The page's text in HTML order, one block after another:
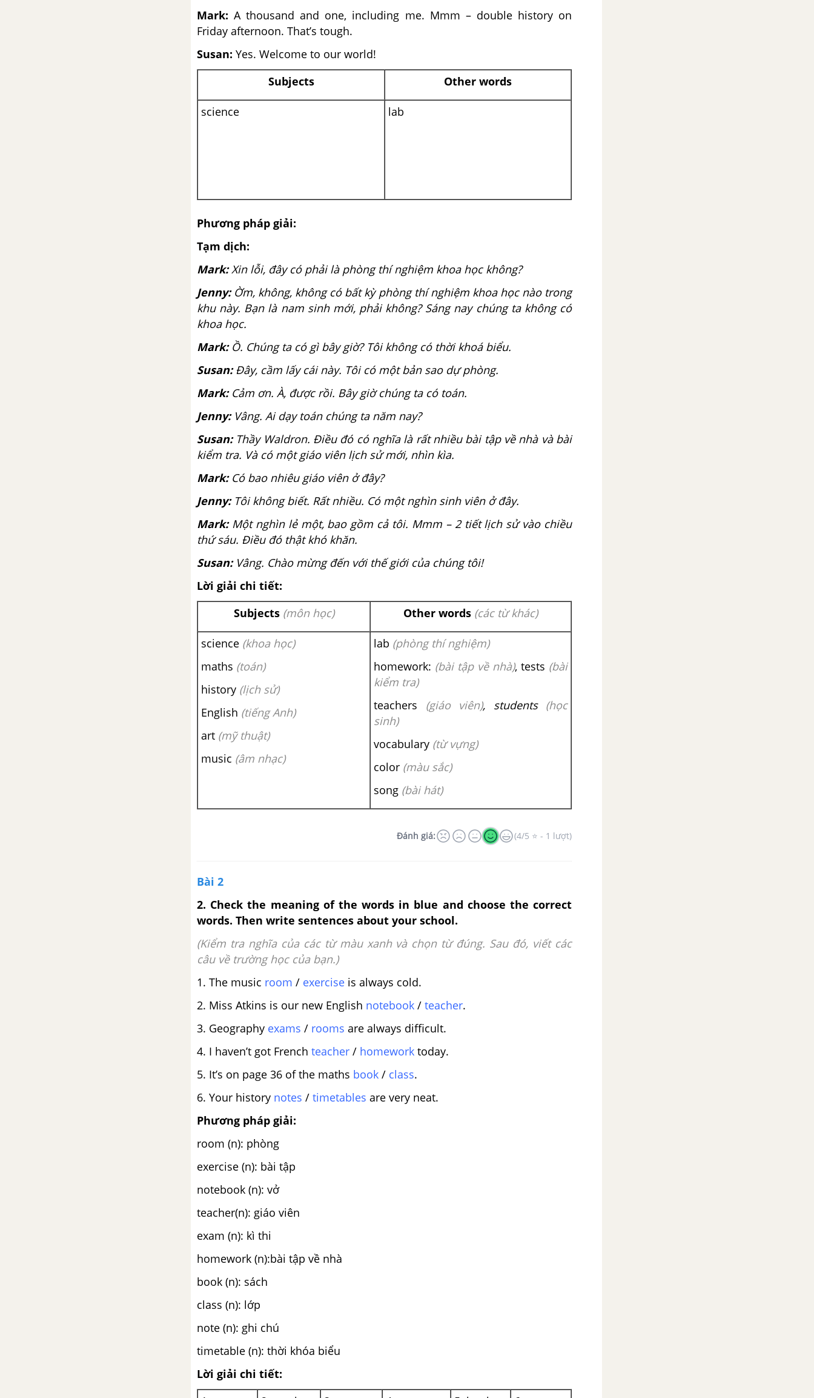
Mark: A thousand and one, including me. Mmm – double history on
Friday afternoon. That’s tough.
Susan: Yes. Welcome to our world!
Subjects
Other words
science lab
Phương pháp giải:
Tạm dịch:
Mark:Xin lỗi, đây có phải là phòng thí nghiệm khoa học không?
Jenny:Ờm, không, không có bất kỳ phòng thí nghiệm khoa học nào trong
khu này. Bạn là nam sinh mới, phải không? Sáng nay chúng ta không có
khoa học.
Mark:Ồ. Chúng ta có gì bây giờ? Tôi không có thời khoá biểu.
Susan:Đây, cầm lấy cái này. Tôi có một bản sao dự phòng.
Mark:Cảm ơn. À, được rồi. Bây giờ chúng ta có toán.
Jenny:Vâng. Ai dạy toán chúng ta năm nay?
Susan:Thầy Waldron. Điều đó có nghĩa là rất nhiều bài tập về nhà và bài
kiểm tra. Và có một giáo viên lịch sử mới, nhìn kìa.
Mark:Có bao nhiêu giáo viên ở đây?
Jenny:Tôi không biết. Rất nhiều. Có một nghìn sinh viên ở đây.
Mark:Một nghìn lẻ một, bao gồm cả tôi. Mmm – 2 tiết lịch sử vào chiều
thứ sáu. Điều đó thật khó khăn.
Susan:Vâng. Chào mừng đến với thế giới của chúng tôi!
Lời giải chi tiết:
Subjects (môn học) Other words (các từ khác)
science (khoa học)
maths (toán)
history (lịch sử)
English (tiếng Anh)
art (mỹ thuật)
music (âm nhạc)
lab (phòng thí nghiệm)
homework: (bài tập về nhà), tests (bài
kiểm tra)
teachers (giáo viên), students (học
sinh)
vocabulary (từ vựng)
color (màu sắc)
song (bài hát)
Đánh giá: (4/5 ⭐ - 1 lượt)
Bài 2
2. Check the meaning of the words in blue and choose the correct
words. Then write sentences about your school.
(Kiểm tra nghĩa của các từ màu xanh và chọn từ đúng. Sau đó, viết các
câu về trường học của bạn.)
1. The music room / exercise is always cold.
2. Miss Atkins is our new English notebook / teacher.
3. Geography exams / rooms are always difficult.
4. I haven’t got French teacher / homework today.
5. It’s on page 36 of the maths book / class.
6. Your history notes / timetables are very neat.
Phương pháp giải:
room (n): phòng
exercise (n): bài tập
notebook (n): vở
teacher(n): giáo viên
exam (n): kì thi
homework (n):bài tập về nhà
book (n): sách
class (n): lớp
note (n): ghi chú
timetable (n): thời khóa biểu
Lời giải chi tiết: